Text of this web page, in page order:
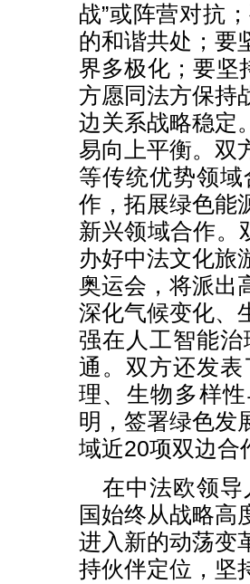
战”或阵营对抗
的和谐共处；要
界多极化；要坚
方愿同法方保持
边关系战略稳定
易向上平衡。双
等传统优势领
作，拓展绿色能
新兴领域合作。
办好中法文化旅
奥运会，将派出
深化气候变化、
强在人工智能
通。双方还发
理、生物多样
明，签署绿色发
域近20项双边合
在中法欧领
国始终从战略高
进入新的动荡变
持伙伴定位，坚